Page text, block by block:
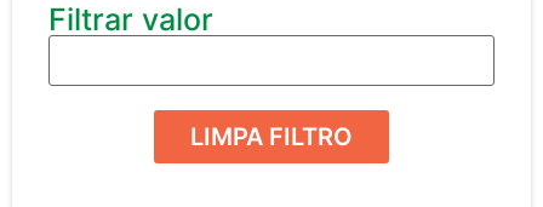
Filtrar valor
LIMPA FILTRO